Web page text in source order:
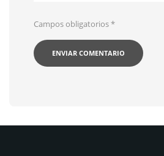
Campos obligatorios*